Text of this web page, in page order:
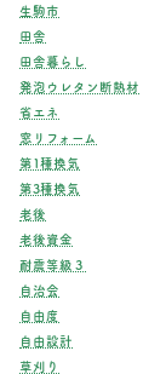
生駒市
田舎
田舎暮らし
発泡ウレタン断熱材
省エネ
窓リフォーム
第1種換気
第3種換気
老後
老後資金
耐震等級３
自治会
自由度
自由設計
草刈り